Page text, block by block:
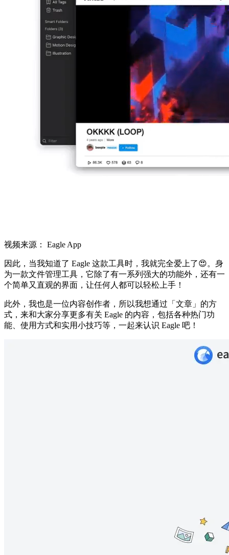
视频来源： Eagle App
因此，当我知道了 Eagle 这款工具时，我就完全爱上了😍。身
为一款文件管理工具，它除了有一系列强大的功能外，还有一
个简单又直观的界面，让任何人都可以轻松上手！
此外，我也是一位内容创作者，所以我想通过「文章」的方
式，来和大家分享更多有关 Eagle 的内容，包括各种热门功
能、使用方式和实用小技巧等，一起来认识 Eagle 吧！